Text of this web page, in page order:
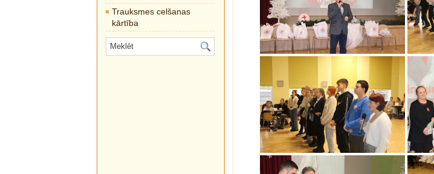
Trauksmes celšanas
kārtība